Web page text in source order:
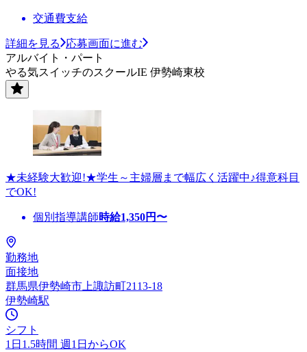
交通費支給
詳細を見る
応募画面に進む
アルバイト・パート
やる気スイッチのスクールIE 伊勢崎東校
★未経験大歓迎!★学生～主婦層まで幅広く活躍中♪得意科目
でOK!
個別指導講師時給1,350円〜
勤務地
面接地
群馬県伊勢崎市上諏訪町2113-18
伊勢崎駅
シフト
1日1.5時間 週1日からOK